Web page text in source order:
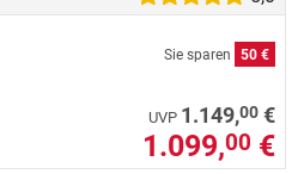
Sie sparen 50 €
UVP 1.149,00 €
1.099,00 €